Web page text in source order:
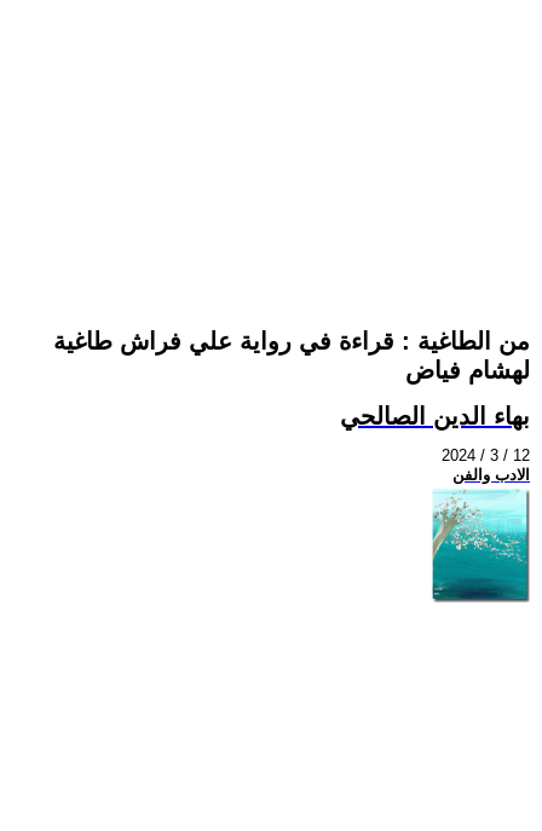
من الطاغية : قراءة في رواية علي فراش طاغية
لهشام فياض
بهاء الدين الصالحي
2024 / 3 / 12
الادب والفن